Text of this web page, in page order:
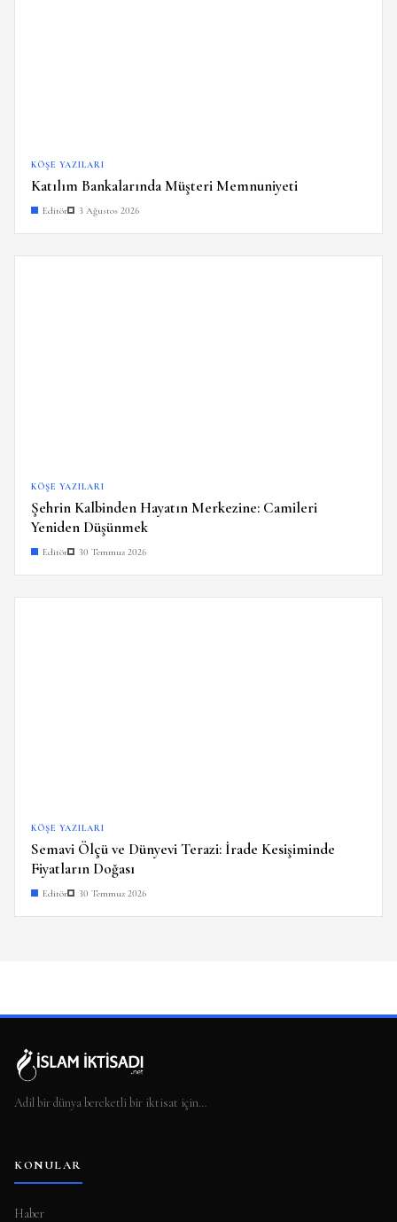
KÖŞE YAZILARI
Katılım Bankalarında Müşteri Memnuniyeti
Editör 3 Ağustos 2026
KÖŞE YAZILARI
Şehrin Kalbinden Hayatın Merkezine: Camileri
Yeniden Düşünmek
Editör 30 Temmuz 2026
KÖŞE YAZILARI
Semavi Ölçü ve Dünyevi Terazi: İrade Kesişiminde
Fiyatların Doğası
Editör 30 Temmuz 2026
Adil bir dünya bereketli bir iktisat için…
KONULAR
Haber